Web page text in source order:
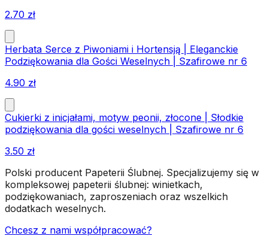
2.70 zł
Herbata Serce z Piwoniami i Hortensją | Eleganckie
Podziękowania dla Gości Weselnych | Szafirowe nr 6
4.90 zł
Cukierki z inicjałami, motyw peonii, złocone | Słodkie
podziękowania dla gości weselnych | Szafirowe nr 6
3.50 zł
Polski producent Papeterii Ślubnej. Specjalizujemy się w
kompleksowej papeterii ślubnej: winietkach,
podziękowaniach, zaproszeniach oraz wszelkich
dodatkach weselnych.
Chcesz z nami współpracować?